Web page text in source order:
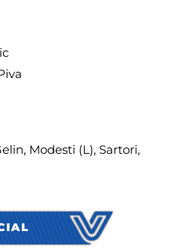
Modesti (L), Sartori,